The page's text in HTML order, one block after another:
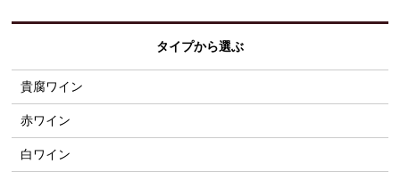
タイプから選ぶ
貴腐ワイン
赤ワイン
白ワイン